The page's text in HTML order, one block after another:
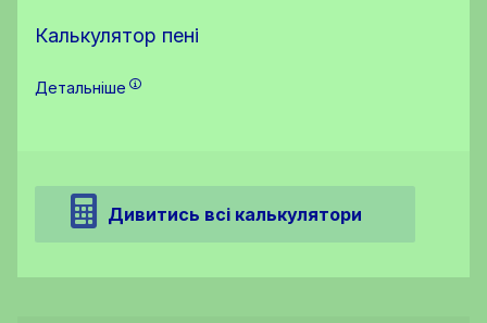
Калькулятор пені
Детальніше
Дивитись всі калькулятори